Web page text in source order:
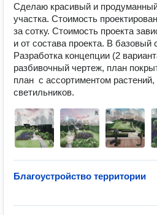
Сделаю красивый и
участка. Стоимость
за сотку. Стоимость проекта
и от состава проекта. В базовый
Разработка концепции (2
разбивочный чертеж, план
план  с ассортиментом
светильников.
Благоустройство территории